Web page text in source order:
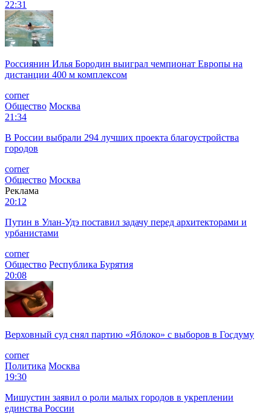
22:31
Россиянин Илья Бородин выиграл чемпионат Европы на
дистанции 400 м комплексом
corner
Общество Москва
21:34
В России выбрали 294 лучших проекта благоустройства
городов
corner
Общество Москва
Реклама
20:12
Путин в Улан-Удэ поставил задачу перед архитекторами и
урбанистами
corner
Общество Республика Бурятия
20:08
Верховный суд снял партию «Яблоко» с выборов в Госдуму
corner
Политика Москва
19:30
Мишустин заявил о роли малых городов в укреплении
единства России